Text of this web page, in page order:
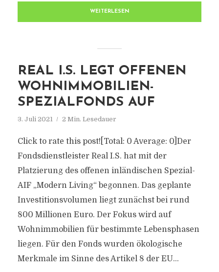
WEITERLESEN
REAL I.S. LEGT OFFENEN
WOHNIMMOBILIEN-
SPEZIALFONDS AUF
3. Juli 2021 2 Min. Lesedauer
Click to rate this post![Total: 0 Average: 0]Der
Fondsdienstleister Real I.S. hat mit der
Platzierung des offenen inländischen Spezial-
AIF „Modern Living“ begonnen. Das geplante
Investitionsvolumen liegt zunächst bei rund
800 Millionen Euro. Der Fokus wird auf
Wohnimmobilien für bestimmte Lebensphasen
liegen. Für den Fonds wurden ökologische
Merkmale im Sinne des Artikel 8 der EU...